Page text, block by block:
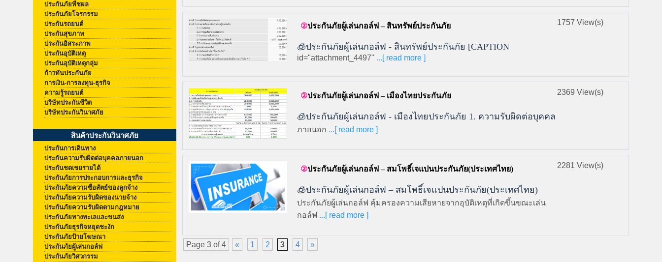
ประกันภัยพืชผล
ประกันภัยโจรกรรม
ประกันรถยนต์
ประกันสุขภาพ
ประกันอิสระภาพ
ประกันอุบัติเหตุ
ประกันอุบัติเหตุกลุ่ม
ก้าวทันประกันภัย
การเงิน-การลงทุน-ธุรกิจ
ความรู้รถยนต์
บริษัทประกันชีวิต
บริษัทประกันวินาศภัย
สินค้าประกันวินาศภัย
ประกันการเดินทาง
ประกันความรับผิดต่อบุคคลภายนอก
ประกันชดเชยรายได้
ประกันภัยการประกอบการและธุรกิจ
ประกันภัยความซื่อสัตย์ของลูกจ้าง
ประกันภัยความรับผิดของนายจ้าง
ประกันภัยความรับผิดตามกฎหมาย
ประกันภัยทางทะเลและขนส่ง
ประกันภัยธุรกิจหยุดชะงัก
ประกันภัยป้ายโฆษณา
ประกันภัยผู้เล่นกอล์ฟ
ประกันภัยวิศวกรรม
ประกันภัยผู้เล่นกอล์ฟ – สินทรัพย์ประกันภัย
🧊ประกันภัยผู้เล่นกอล์ฟ - สินทรัพย์ประกันภัย [caption
id="attachment_4497" ...[ read more ]
1757 View(s)
ประกันภัยผู้เล่นกอล์ฟ – เมืองไทยประกันภัย
🧊ประกันภัยผู้เล่นกอล์ฟ - เมืองไทยประกันภัย 1. ความรับผิดต่อบุคคล
ภายนอก ...[ read more ]
2369 View(s)
ประกันภัยผู้เล่นกอล์ฟ – สมโพธิ์เจแปนประกันภัย(ประเทศไทย)
🧊ประกันภัยผู้เล่นกอล์ฟ – สมโพธิ์เจแปนประกันภัย(ประเทศไทย)
ประกันภัยผู้เล่นกอล์ฟ คุ้มครองความเสียหายจากอุบัติเหตุที่เกิดขึ้นขณะเล่น
กอล์ฟ ...[ read more ]
2281 View(s)
Page 3 of 4 « 1 2 3 4 »